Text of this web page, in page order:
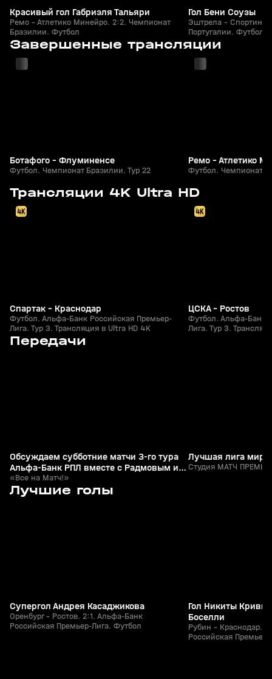
Красивый гол Габриэля Тальяри
Ремо - Атлетико Минейро. 2:2. Чемпионат
Бразилии. Футбол
Гол Бени Соузы
Эштрела - Спортинг.
Португалии. Футбол
Завершенные трансляции
Сегодня, 02:46
Ботафого - Флуминенсе
Футбол. Чемпионат Бразилии. Тур 22
Сегодня, 00:15
Ремо - Атлетико
Футбол. Чемпионат
Трансляции 4K Ultra HD
Сегодня, 19:30
Спартак - Краснодар
Футбол. Альфа-Банк Российская Премьер-
Лига. Тур 3. Трансляция в Ultra HD 4K
2:01:07 08 авг, 20:00
ЦСКА - Ростов
Футбол. Альфа-Банк
Лига. Тур 3.
Передачи
Сегодня, 01:43
Обсуждаем субботние матчи 3-го тура
Альфа-Банк РПЛ вместе с Радмовым и
Гришиным
«Все на Матч!»
08 авг, 14:57
Лучшая лига мира
Студия МАТЧ
Лучшие голы
26 июл, 21:49
Супергол Андрея Касаджикова
Оренбург - Ростов. 2:1. Альфа-Банк
Российская Премьер-Лига. Футбол
Гол Никиты
Боселли
Рубин - Краснодар.
Российская